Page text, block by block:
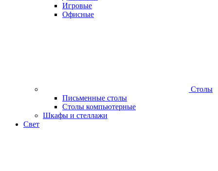
Игровые
Офисные
Столы
Письменные столы
Столы компьютерные
Шкафы и стеллажи
Свет